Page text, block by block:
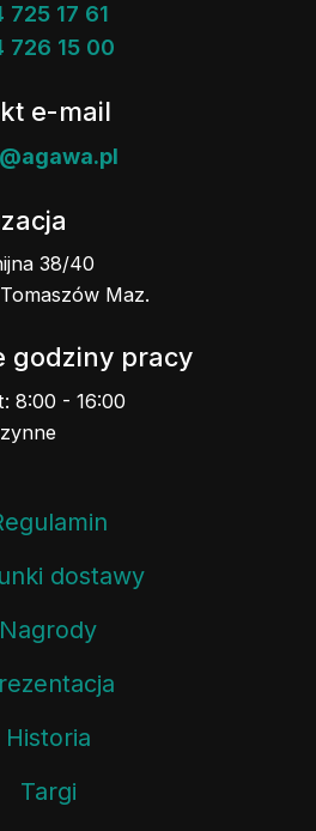
17 61
726 15 00
e-mail
38/40
Maz.
godziny pracy
8:00 - 16:00
dostawy
Nagrody
Historia
Targi